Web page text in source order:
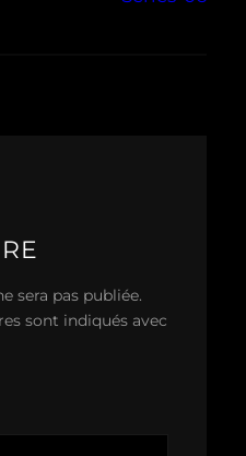
sera pas publiée.
sont indiqués avec